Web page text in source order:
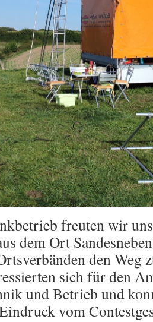
freuten wir
dem Ort
den Weg
sich für den
und Betrieb und
vom